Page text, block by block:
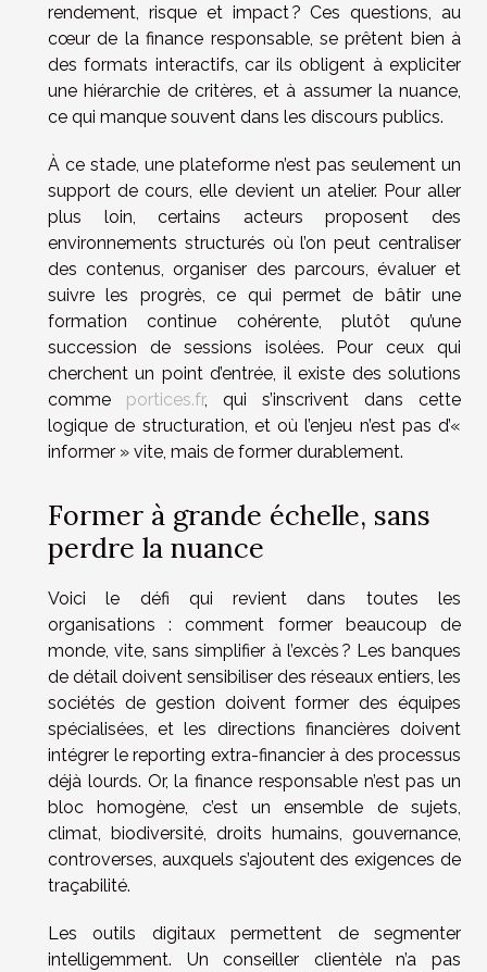
rendement, risque et impact ? Ces questions, au
cœur de la finance responsable, se prêtent bien à
des formats interactifs, car ils obligent à expliciter
une hiérarchie de critères, et à assumer la nuance,
ce qui manque souvent dans les discours publics.
À ce stade, une plateforme n’est pas seulement un
support de cours, elle devient un atelier. Pour aller
plus loin, certains acteurs proposent des
environnements structurés où l’on peut centraliser
des contenus, organiser des parcours, évaluer et
suivre les progrès, ce qui permet de bâtir une
formation continue cohérente, plutôt qu’une
succession de sessions isolées. Pour ceux qui
cherchent un point d’entrée, il existe des solutions
comme portices.fr, qui s’inscrivent dans cette
logique de structuration, et où l’enjeu n’est pas d’«
informer » vite, mais de former durablement.
Former à grande échelle, sans
perdre la nuance
Voici le défi qui revient dans toutes les
organisations : comment former beaucoup de
monde, vite, sans simplifier à l’excès ? Les banques
de détail doivent sensibiliser des réseaux entiers, les
sociétés de gestion doivent former des équipes
spécialisées, et les directions financières doivent
intégrer le reporting extra-financier à des processus
déjà lourds. Or, la finance responsable n’est pas un
bloc homogène, c’est un ensemble de sujets,
climat, biodiversité, droits humains, gouvernance,
controverses, auxquels s’ajoutent des exigences de
traçabilité.
Les outils digitaux permettent de segmenter
intelligemment. Un conseiller clientèle n’a pas